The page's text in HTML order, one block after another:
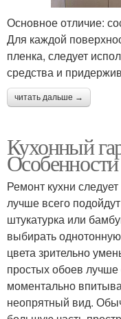
Основное отличие:
Для каждой
пленка, следует
средства и
читать дальше →
Кухонный
Ремонт кухни
лучше всего
штукатурка или
выбирать
цвета зрительно
простых обоев лучше
моментально
неопрятный вид.